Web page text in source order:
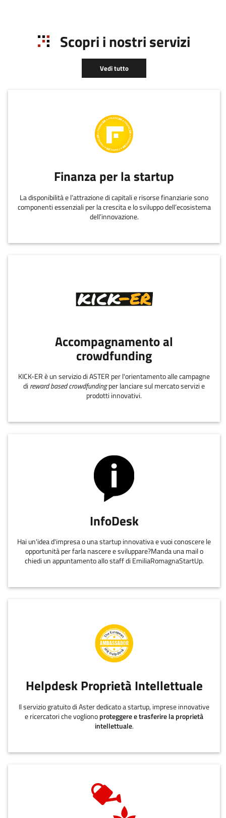
Scopri i nostri servizi
Vedi tutto
Finanza per la startup
La disponibilità e l’attrazione di capitali e risorse finanziarie sono
componenti essenziali per la crescita e lo sviluppo dell’ecosistema
dell’innovazione.
Accompagnamento al
crowdfunding
KICK-ER è un servizio di ASTER per l'orientamento alle campagne
di reward based crowdfundingper lanciare sul mercato servizi e
prodotti innovativi.
InfoDesk
Hai un'idea d'impresa o una startup innovativa e vuoi conoscere le
opportunità per farla nascere e sviluppare?Manda una mail o
chiedi un appuntamento allo staff di EmiliaRomagnaStartUp.
Helpdesk Proprietà Intellettuale
Il servizio gratuito di Aster dedicato a startup, imprese innovative
e ricercatori che voglionoproteggere e trasferire la proprietà
intellettuale.